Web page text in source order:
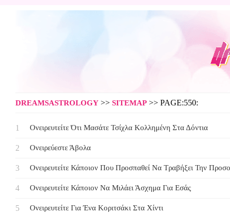
DREAMSASTROLOGY >> SITEMAP >> PAGE:550:
Ονειρευτείτε Ότι Μασάτε Τσίχλα Κολλημένη Στα Δόντια
Ονειρεύεστε Άβολα
Ονειρευτείτε Κάποιον Που Προσπαθεί Να Τραβήξει Την
Ονειρευτείτε Κάποιον Να Μιλάει Άσχημα Για Εσάς
Ονειρευτείτε Για Ένα Κοριτσάκι Στα Χίντι